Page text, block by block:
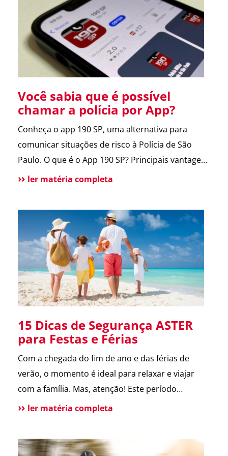
entregador e morador. Um armário inteligente,
seguro e disponível […]
Você sabia que é possível
chamar a polícia por App?
Conheça o app 190 SP, uma alternativa para
comunicar situações de risco à Polícia de São
Paulo. O que é o App 190 SP? Principais vantagens
e benefícios para a população Situações de uso
tradicional ainda disponível Conclusão O app 190
melhora a comunicação […]
ler matéria completa
15 Dicas de Segurança ASTER
para Festas e Férias
Com a chegada do fim de ano e das férias de
verão, o momento é ideal para relaxar e viajar
com a família. Mas, atenção! Este período
também é marcado por um aumento de
segurança que destacamos ao longo de 2024.
ler matéria completa